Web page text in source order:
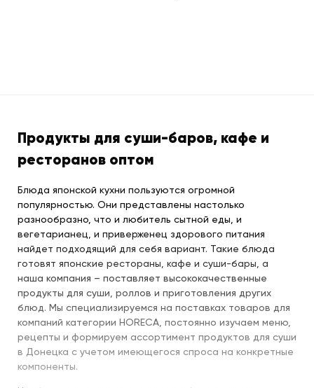
Продукты для суши-баров, кафе и
ресторанов оптом
Блюда японской кухни пользуются огромной
популярностью. Они представлены настолько
разнообразно, что и любитель сытной еды, и
вегетарианец, и приверженец здорового питания
найдет подходящий для себя вариант. Такие блюда
готовят японские рестораны, кафе и суши-бары, а
наша компания – поставляет высококачественные
продукты для суши, роллов и приготовления других
блюд. Мы специализируемся на поставках товаров для
компаний категории HORECA, постоянно изучаем меню,
рецепты и формируем ассортимент продуктов для суши
в Донецка с учетом имеющегося спроса на конкретные
компоненты.